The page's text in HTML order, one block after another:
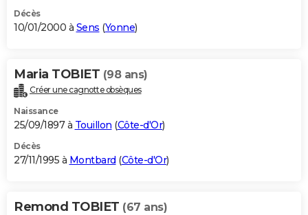
Décès
10/01/2000 à Sens (Yonne)
Maria TOBIET (98 ans)
Créer une cagnotte obsèques
Naissance
25/09/1897 à Touillon (Côte-d'Or)
Décès
27/11/1995 à Montbard (Côte-d'Or)
Remond TOBIET (67 ans)